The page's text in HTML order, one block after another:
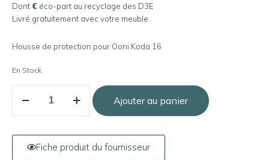
Dont € éco-part au recyclage des D3E
Livré gratuitement avec votre meuble.
Housse de protection pour Ooni Koda 16
En Stock
Ajouter au panier
Fiche produit du fournisseur